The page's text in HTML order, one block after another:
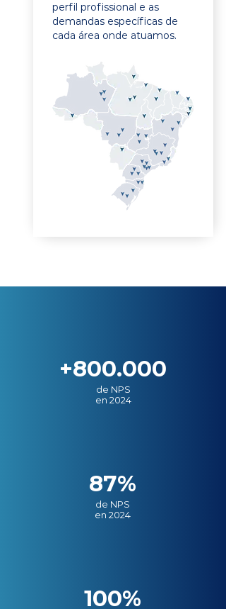
perfil profissional e as
demandas específicas de
cada área onde atuamos.
+800.000
de NPS
en 2024
87%
de NPS
en 2024
100%